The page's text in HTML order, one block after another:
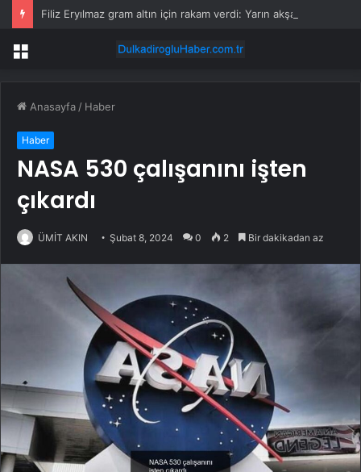
Menü
Anasayfa / Haber
Haber
NASA 530 çalışanını işten
çıkardı
ÜMİT AKIN Şubat 8, 2024 0 2 Bir dakikadan az